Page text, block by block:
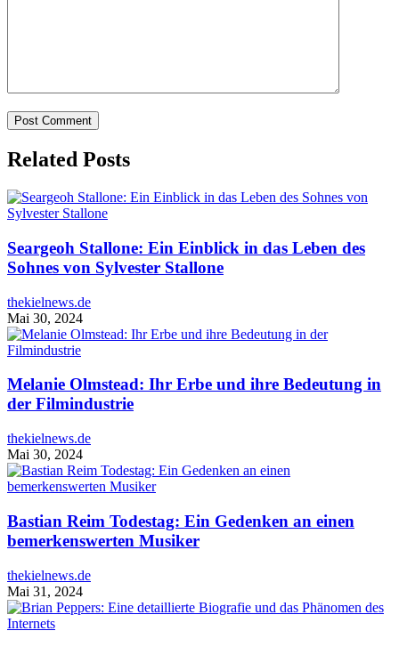
Related Posts
Seargeoh Stallone: Ein Einblick in das Leben des
Sohnes von Sylvester Stallone
thekielnews.de
Mai 30, 2024
Melanie Olmstead: Ihr Erbe und ihre Bedeutung in
der Filmindustrie
thekielnews.de
Mai 30, 2024
Bastian Reim Todestag: Ein Gedenken an einen
bemerkenswerten Musiker
thekielnews.de
Mai 31, 2024